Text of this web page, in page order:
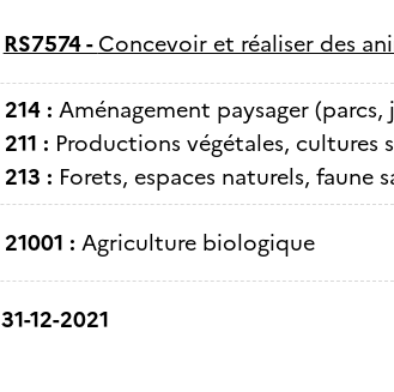
RS7574 -Concevoir et réaliser des
214 : Aménagement paysager
211 : Productions végétales,
213 : Forets, espaces naturels, faune
21001 : Agriculture biologique
31-12-2021